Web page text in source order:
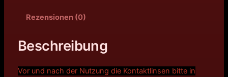
Rezensionen (0)
Beschreibung
Vor und nach der Nutzung die Kontaktlinsen bitte in